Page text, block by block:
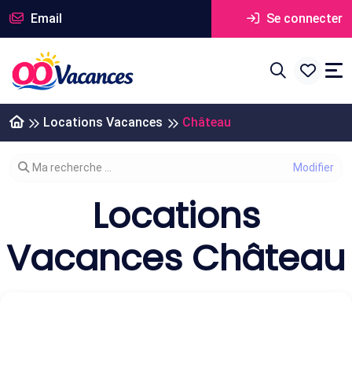
Email Se connecter
Locations Vacances Château
Modifier votre recherche
Ma recherche ...
Locations
Vacances Château